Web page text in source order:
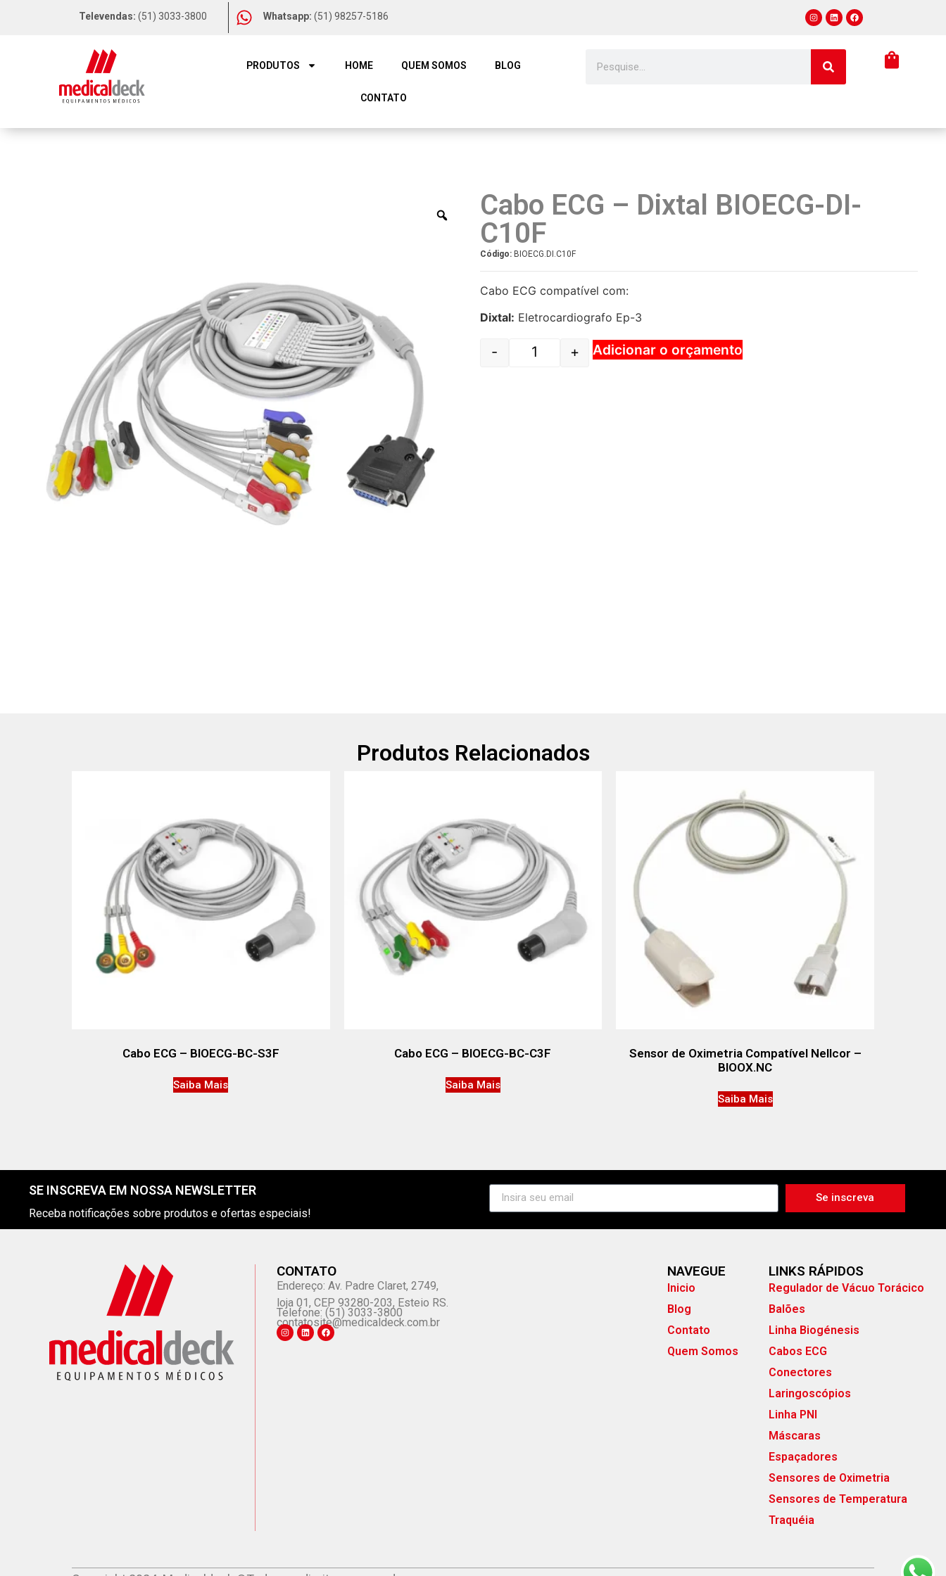
Televendas: (51) 3033-3800 Whatsapp: (51) 98257-5186
PRODUTOS HOME QUEM SOMOS BLOG
CONTATO
Cabo ECG – Dixtal BIOECG-DI-
C10F
Código: BIOECG.DI.C10F
Cabo ECG compatível com:
Dixtal: Eletrocardiografo Ep-3
- + Adicionar o orçamento
Produtos Relacionados
Cabo ECG – BIOECG-BC-S3F
Saiba Mais
Cabo ECG – BIOECG-BC-C3F
Saiba Mais
Sensor de Oximetria Compatível Nellcor –
BIOOX.NC
Saiba Mais
SE INSCREVA EM NOSSA NEWSLETTER
Receba notificações sobre produtos e ofertas especiais!
Se inscreva
CONTATO
Endereço: Av. Padre Claret, 2749,
loja 01, CEP 93280-203, Esteio RS.
Telefone: (51) 3033-3800
contatosite@medicaldeck.com.br
NAVEGUE
Inicio
Blog
Contato
Quem Somos
LINKS RÁPIDOS
Regulador de Vácuo Torácico
Balões
Linha Biogénesis
Cabos ECG
Conectores
Laringoscópios
Linha PNI
Máscaras
Espaçadores
Sensores de Oximetria
Sensores de Temperatura
Traquéia